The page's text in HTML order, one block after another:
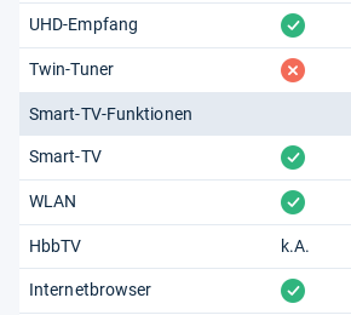
UHD-Empfang vorhanden
Twin-Tuner fehlt
Smart-TV-Funktionen
Smart-TV vorhanden
WLAN vorhanden
HbbTV k.A.
Internetbrowser vorhanden